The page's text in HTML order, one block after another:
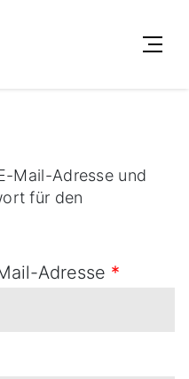
Mail-Adresse und
für den
Adresse *